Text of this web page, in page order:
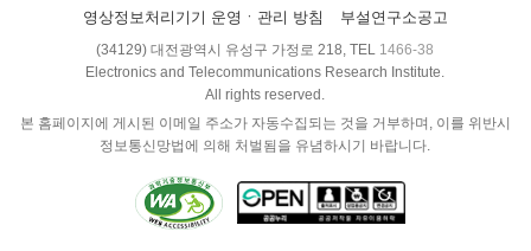
영상정보처리기기 운영ㆍ관리 방침
부설연구소공고
(34129) 대전광역시 유성구 가정로 218, TEL 1466-38
Electronics and Telecommunications Research Institute.
All rights reserved.
본 홈페이지에 게시된 이메일 주소가 자동수집되는 것을 거부하며, 이를 위반시
정보통신망법에 의해 처벌됨을 유념하시기 바랍니다.